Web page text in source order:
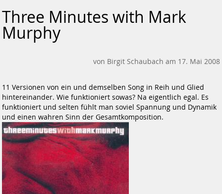
Three Minutes with Mark
Murphy
von Birgit Schaubach am 17. Mai 2008
11 Versionen von ein und demselben Song in Reih und Glied
hintereinander. Wie funktioniert sowas? Na eigentlich egal. Es
funktioniert und selten fühlt man soviel Spannung und Dynamik
und einen wahren Sinn der Gesamtkomposition.